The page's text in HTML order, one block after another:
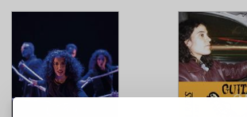
MAIS INFO
COMPRAR
FÓRUM
MAIS